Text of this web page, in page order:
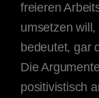
freieren
umsetzen
bedeutet, gar
Die
positivistisch